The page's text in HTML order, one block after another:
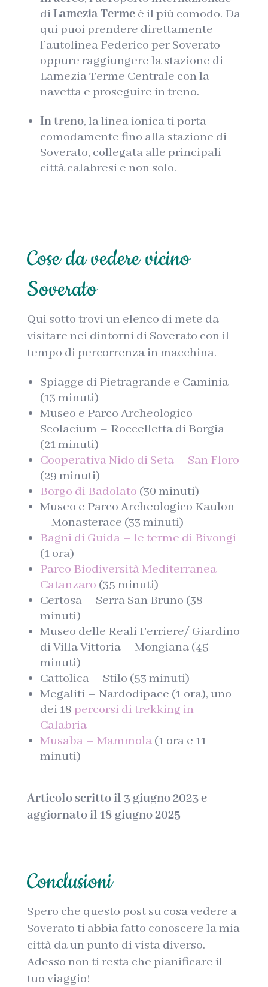
di Lamezia Termeè il più comodo. Da
qui puoi prendere direttamente
l’autolinea Federico per Soverato
oppure raggiungere la stazione di
Lamezia Terme Centrale con la
navetta e proseguire in treno.
In treno, la linea ionica ti porta
comodamente fino alla stazione di
Soverato, collegata alle principali
città calabresi e non solo.
Cose da vedere vicino
Soverato
Qui sotto trovi un elenco di mete da
visitare nei dintorni di Soverato con il
tempo di percorrenza in macchina.
Spiagge di Pietragrande e Caminia
(13 minuti)
Museo e Parco Archeologico
Scolacium – Roccelletta di Borgia
(21 minuti)
Cooperativa Nido di Seta – San Floro
(29 minuti)
Borgo di Badolato (30 minuti)
Museo e Parco Archeologico Kaulon
– Monasterace (33 minuti)
Bagni di Guida – le terme di Bivongi
(1 ora)
Parco Biodiversità Mediterranea –
Catanzaro (35 minuti)
Certosa – Serra San Bruno (38
minuti)
Museo delle Reali Ferriere/ Giardino
di Villa Vittoria – Mongiana (45
minuti)
Cattolica – Stilo (53 minuti)
Megaliti – Nardodipace (1 ora), uno
dei 18 percorsi di trekking in
Calabria
Musaba – Mammola(1 ora e 11
minuti)
Articolo scritto il 3 giugno 2023 e
aggiornato il 18 giugno 2025
Conclusioni
Spero che questo post su cosa vedere a
Soverato ti abbia fatto conoscere la mia
città da un punto di vista diverso.
Adesso non ti resta che pianificare il
tuo viaggio!